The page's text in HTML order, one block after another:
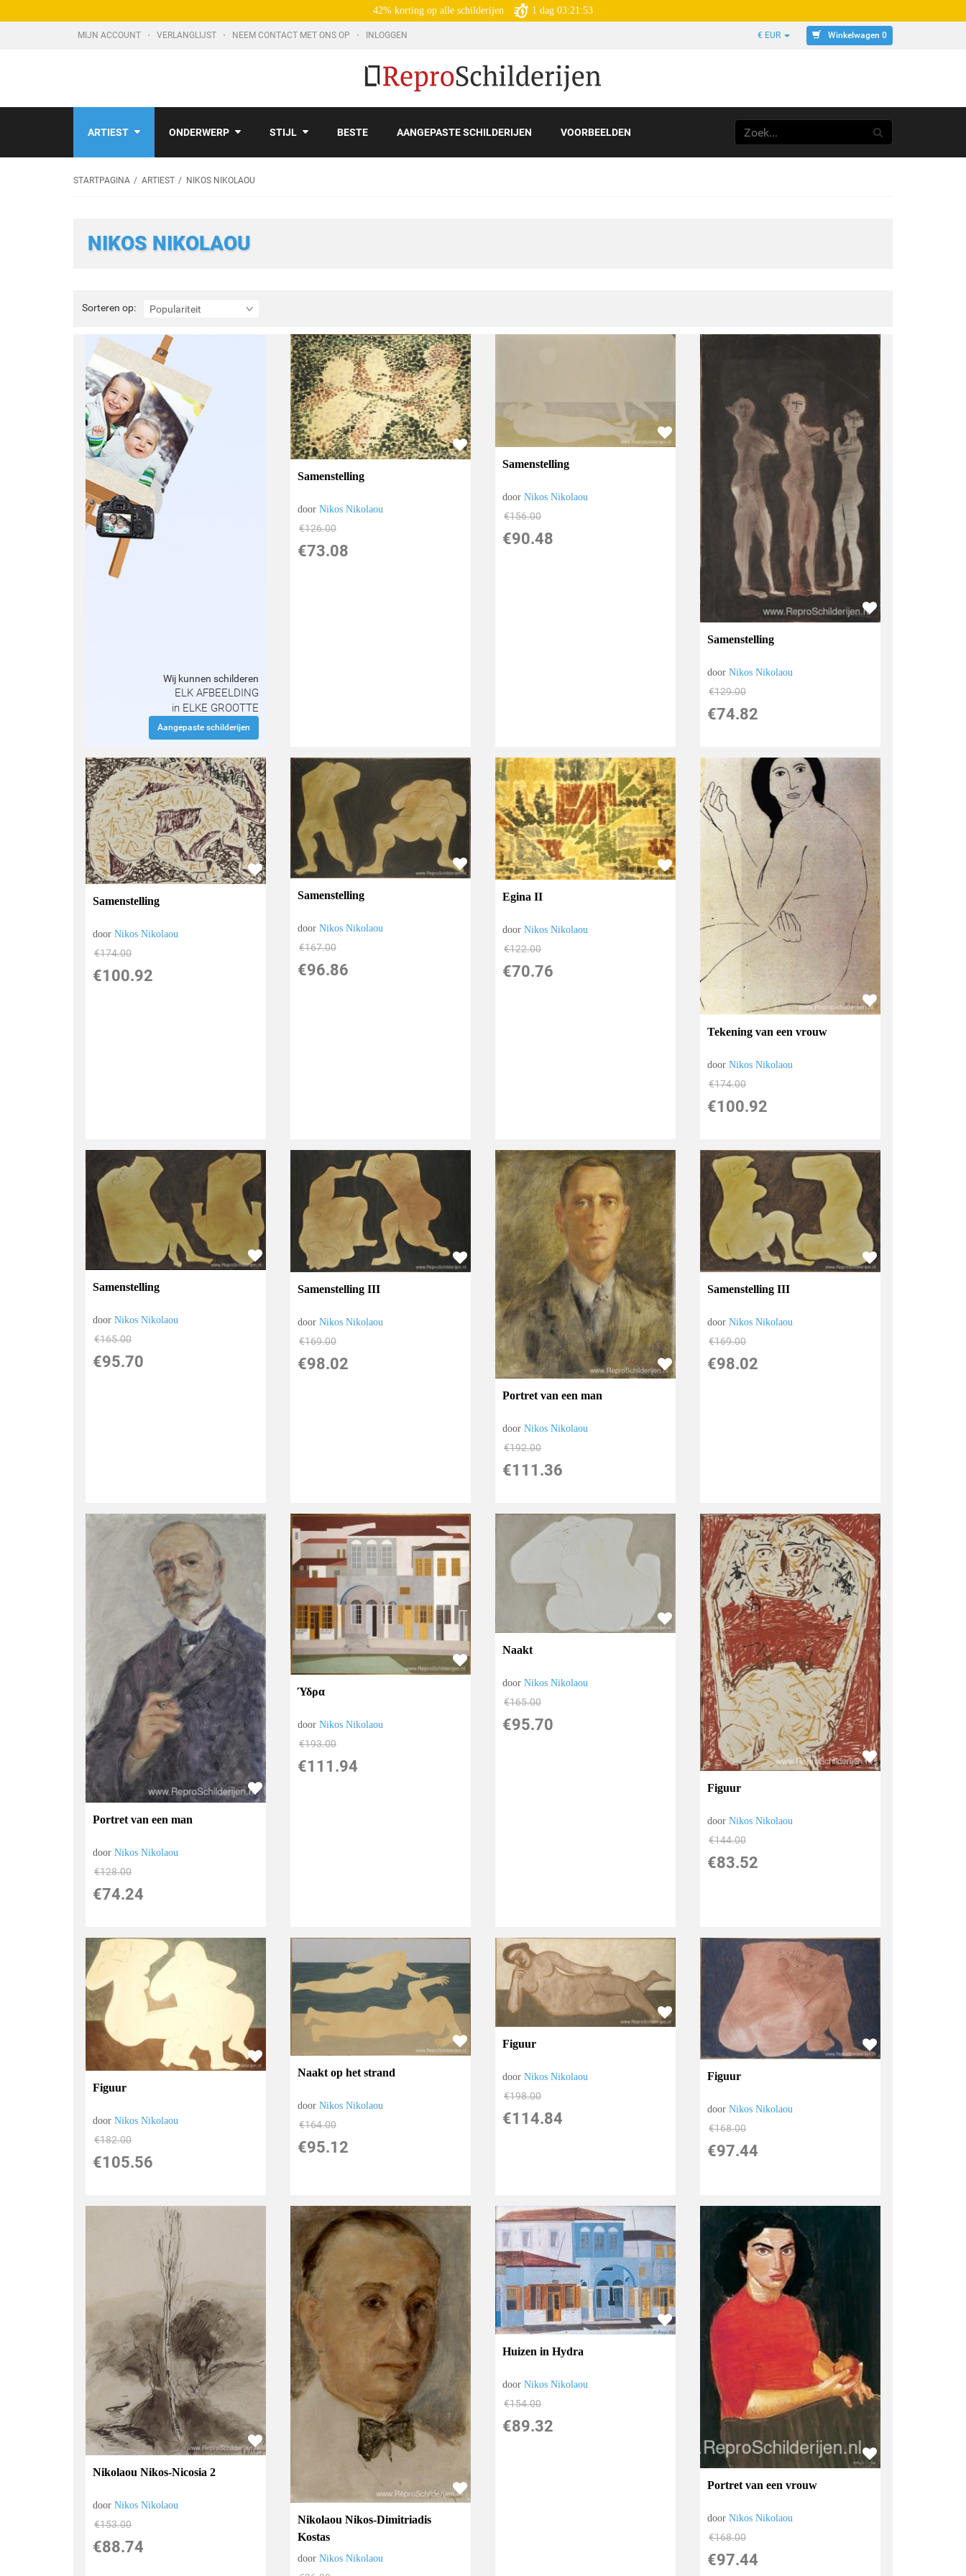
42% korting op alle schilderijen 1 dag 03:21:51
MIJN ACCOUNT VERLANGLIJST NEEM CONTACT MET ONS OP INLOGGEN € EUR Winkelwagen 0
ARTIEST ONDERWERP STIJL BESTE AANGEPASTE SCHILDERIJEN VOORBEELDEN
STARTPAGINA ARTIEST NIKOS NIKOLAOU
NIKOS NIKOLAOU
Sorteren op: Populariteit
Sorteren
op:
Wij kunnen schilderen
ELK AFBEELDING
in ELKE GROOTTE
Aangepaste schilderijen
Samenstelling
doorNikos Nikolaou
€126.00
€73.08
Samenstelling
doorNikos Nikolaou
€156.00
€90.48
Samenstelling
doorNikos Nikolaou
€129.00
€74.82
Samenstelling
doorNikos Nikolaou
€174.00
€100.92
Samenstelling
doorNikos Nikolaou
€167.00
€96.86
Egina II
doorNikos Nikolaou
€122.00
€70.76
Tekening van een vrouw
doorNikos Nikolaou
€174.00
€100.92
Samenstelling
doorNikos Nikolaou
€165.00
€95.70
Samenstelling III
doorNikos Nikolaou
€169.00
€98.02
Portret van een man
doorNikos Nikolaou
€192.00
€111.36
Samenstelling III
doorNikos Nikolaou
€169.00
€98.02
Portret van een man
doorNikos Nikolaou
€128.00
€74.24
Ύδρα
doorNikos Nikolaou
€193.00
€111.94
Naakt
doorNikos Nikolaou
€165.00
€95.70
Figuur
doorNikos Nikolaou
€144.00
€83.52
Figuur
doorNikos Nikolaou
€182.00
€105.56
Naakt op het strand
doorNikos Nikolaou
€164.00
€95.12
Figuur
doorNikos Nikolaou
€198.00
€114.84
Figuur
doorNikos Nikolaou
€168.00
€97.44
Nikolaou Nikos-Nicosia 2
doorNikos Nikolaou
€153.00
€88.74
Nikolaou Nikos-Dimitriadis
Kostas
doorNikos Nikolaou
Huizen in Hydra
doorNikos Nikolaou
€154.00
€89.32
Portret van een vrouw
doorNikos Nikolaou
€168.00
€97.44